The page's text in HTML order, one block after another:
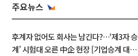
주요뉴스
후계자 없어도 회사는 남긴다?…‘제3자 승
계’ 시험대 오른 中企 현장 [기업승계 대전